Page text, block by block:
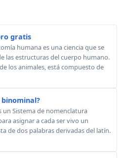
gratis
humana es una ciencia que se
las estructuras del cuerpo humano.
los animales, está compuesto de
binominal?
un Sistema de nomenclatura
asignar a cada ser vivo un
de dos palabras derivadas del latín.